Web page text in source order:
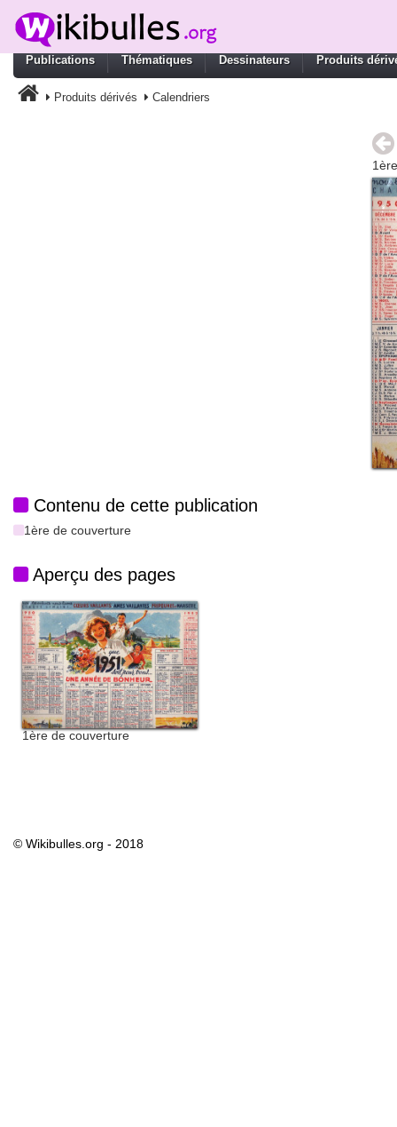
Publications Thématiques Dessinateurs Produits
Produits dérivés Calendriers
Contenu de cette publication
1ère de couverture
Aperçu des pages
1ère de couverture
© Wikibulles.org - 2018